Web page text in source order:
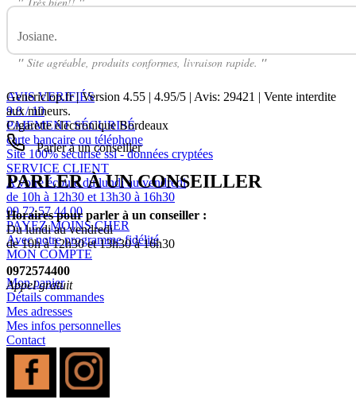
Josiane.
" Site agréable, produits conformes, livraison rapide. "
AVIS VERIFIÉS
9.8 / 10
PAIEMENT SÉCURISÉ
carte bancaire ou téléphone
Site 100% sécurisé ssl - données cryptées
SERVICE CLIENT
A votre écoute du lundi au vendredi
de 10h à 12h30 et 13h30 à 16h30
09 72 57 44 00
PAYEZ MOINS CHER
Avec notre programme fidélité
MON COMPTE
Mon panier
Détails commandes
Mes adresses
Mes infos personnelles
Contact
Genericlop.fr|Version 4.55 | 4.95/5 | Avis: 29421 | Vente interdite
aux mineurs.
Cigarette électronique Bordeaux
Parler à un conseiller
PARLER À UN CONSEILLER
Horaires pour parler à un conseiller :
Du lundi au vendredi
de 10h à 12h30 et 13h30 à 16h30
0972574400
Appel gratuit